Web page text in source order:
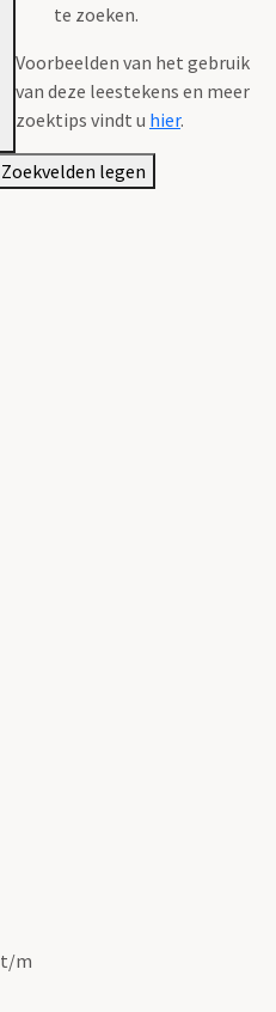
te zoeken.
Voorbeelden van het gebruik
van deze leestekens en meer
zoektips vindt u hier.
Zoekvelden legen
t/m